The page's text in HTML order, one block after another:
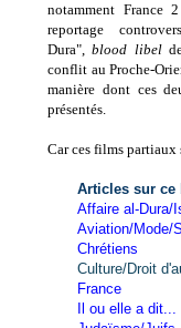
notamment France
reportage
Dura",blood libel
conflit au Proche-
manière dont ces
présentés.
Car ces films partiaux
Articles sur ce
Affaire al-Dura/
Aviation/Mode/
Chrétiens
Culture/Droit
France
Il ou elle a dit...